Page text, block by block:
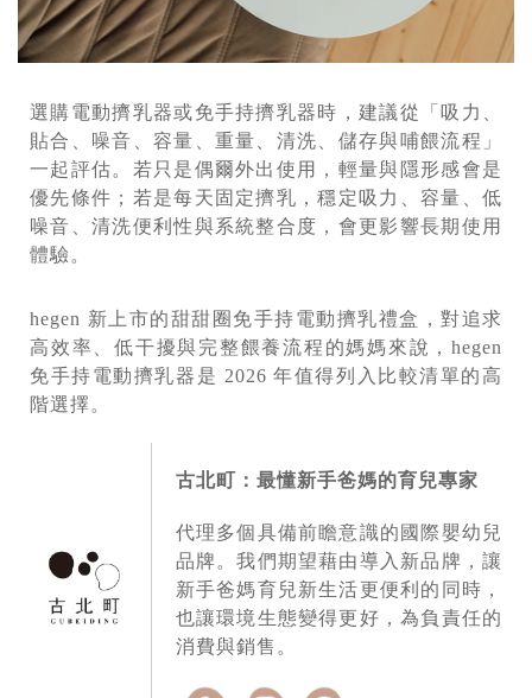
選購電動擠乳器或免手持擠乳器時，建議從「吸力、
貼合、噪音、容量、重量、清洗、儲存與哺餵流程」
一起評估。若只是偶爾外出使用，輕量與隱形感會是
優先條件；若是每天固定擠乳，穩定吸力、容量、低
噪音、清洗便利性與系統整合度，會更影響長期使用
體驗。
hegen 新上市的甜甜圈免手持電動擠乳禮盒，對追求
高效率、低干擾與完整餵養流程的媽媽來說，hegen
免手持電動擠乳器是 2026 年值得列入比較清單的高
階選擇。
古北町：最懂新手爸媽的育兒專家
代理多個具備前瞻意識的國際嬰幼兒
品牌。我們期望藉由導入新品牌，讓
新手爸媽育兒新生活更便利的同時，
也讓環境生態變得更好，為負責任的
消費與銷售。